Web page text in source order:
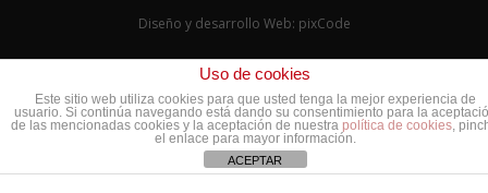
Diseño y desarrollo Web: pixCode
Uso de cookies
Este sitio web utiliza cookies para que usted tenga la mejor experiencia de
usuario. Si continúa navegando está dando su consentimiento para la
de las mencionadas cookies y la aceptación de nuestra política de cookies,
el enlace para mayor información.
ACEPTAR